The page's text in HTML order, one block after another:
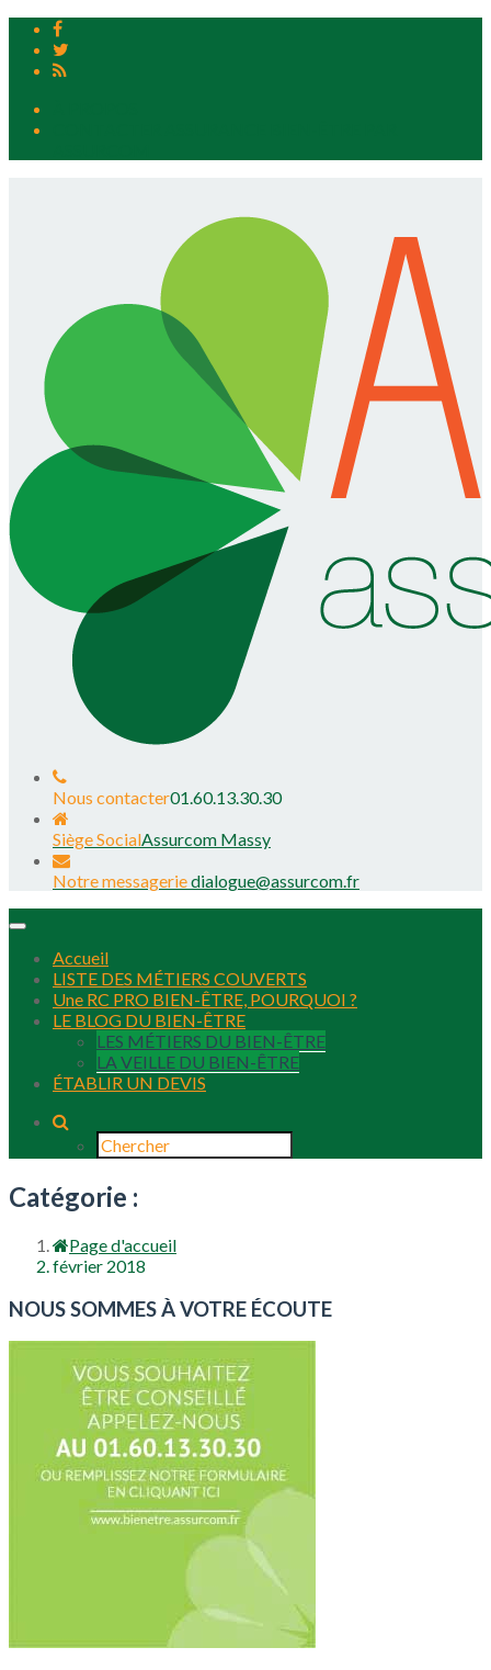
Nous contacter01.60.13.30.30
Siège SocialAssurcom Massy
Notre messageriedialogue@assurcom.fr
Toggle
navigationAccueil
LISTE DES MÉTIERS COUVERTS
Une RC PRO BIEN-ÊTRE, POURQUOI ?
LE BLOG DU BIEN-ÊTRE
LES MÉTIERS DU BIEN-ÊTRE
LA VEILLE DU BIEN-ÊTRE
ÉTABLIR UN DEVIS
Catégorie :
Page d'accueil
février 2018
NOUS SOMMES À VOTRE ÉCOUTE